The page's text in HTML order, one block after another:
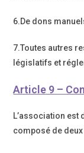
6.De dons
7.Toutes autres
législatifs et
Article 9 –
L’association est
composé de